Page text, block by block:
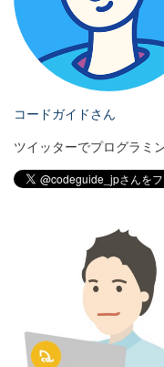
コードガイドさん
ツイッターでプログラミ